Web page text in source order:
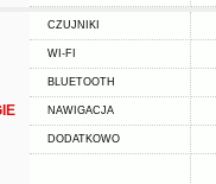
CZUJNIKI
WI-FI
BLUETOOTH
NAWIGACJA
DODATKOWO